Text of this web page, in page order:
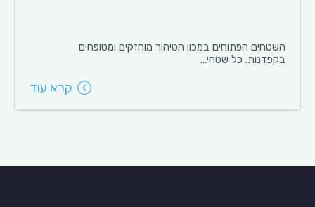
השטחים הפתוחים במכון הטיהור מוחזקים ומטופחים
בקפדנות. כל שטחי...
קרא עוד